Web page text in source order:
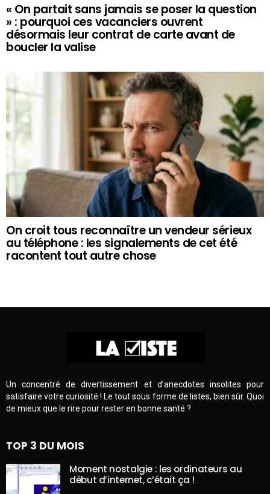
« On partait sans jamais se poser la question
» : pourquoi ces vacanciers ouvrent
désormais leur contrat de carte avant de
boucler la valise
On croit tous reconnaître un vendeur sérieux
au téléphone : les signalements de cet été
racontent tout autre chose
Un concentré de divertissement et d’anecdotes insolites pour
satisfaire votre curiosité ! Le tout sous forme de listes, bien sûr. Quoi
de mieux que le rire pour rester en bonne santé ?
TOP 3 DU MOIS
Moment nostalgie : les ordinateurs au
début d’internet, c’était ça !